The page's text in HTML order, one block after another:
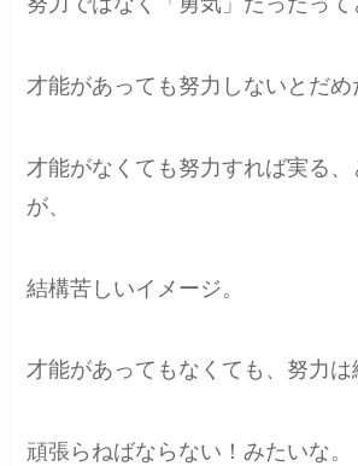
才能があっても努力しないとだ
才能がなくても努力すれば実る
が、
結構苦しいイメージ。
才能があってもなくても、努力は
頑張らねばならない！みたいな。